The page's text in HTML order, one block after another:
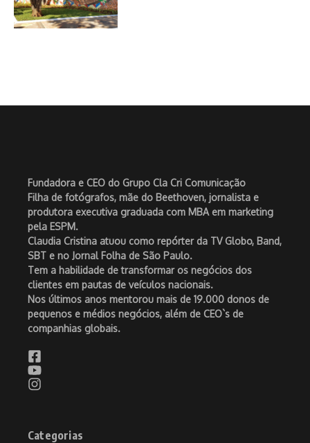
Fundadora e CEO do Grupo Cla Cri Comunicação
Filha de fotógrafos, mãe do Beethoven, jornalista e
produtora executiva graduada com MBA em marketing
pela ESPM.
Claudia Cristina atuou como repórter da TV Globo, Band,
SBT e no Jornal Folha de São Paulo.
Tem a habilidade de transformar os negócios dos
clientes em pautas de veículos nacionais.
Nos últimos anos mentorou mais de 19.000 donos de
pequenos e médios negócios, além de CEO`s de
companhias globais.
Categorias